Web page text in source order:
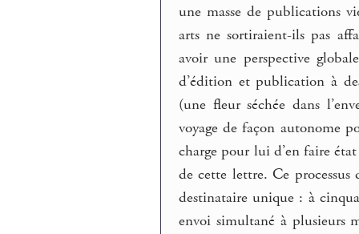
une masse de publications
arts ne sortiraient-ils pas
avoir une perspective
d’édition et publication à
(une fleur séchée dans
voyage de façon autonome
charge pour lui d’en faire
de cette lettre. Ce
destinataire unique : à
envoi simultané à plusieurs